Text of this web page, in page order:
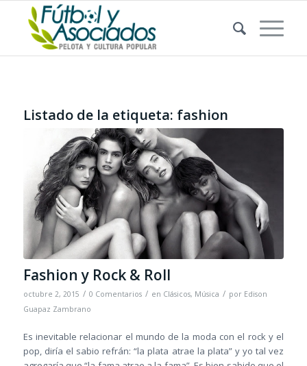
Listado de la etiqueta: fashion
Fashion y Rock & Roll
octubre 2, 2015 / 0 Comentarios / en Clásicos, Música / por Edison
Guapaz Zambrano
Es inevitable relacionar el mundo de la moda con el rock y el
pop, diría el sabio refrán: “la plata atrae la plata” y yo tal vez